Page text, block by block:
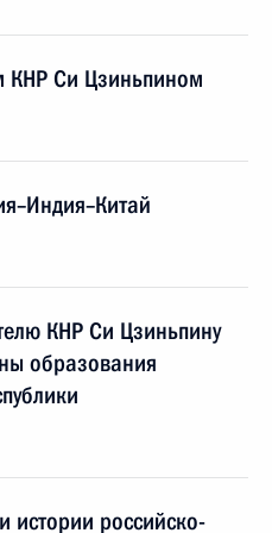
КНР Си Цзиньпином
КНР Си Цзиньпину
образования
истории российско-